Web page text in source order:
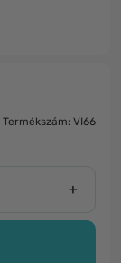
Termékszám: VI66
+